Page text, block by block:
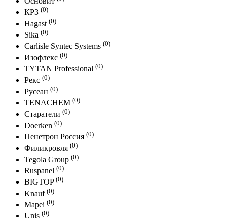
КРЗ (0)
Hagast (0)
Sika (0)
Carlisle Syntec Systems (0)
Изофлекс (0)
TYTAN Professional (0)
Рекс (0)
Русеан (0)
TENACHEM (0)
Старатели (0)
Doerken (0)
Пенетрон Россия (0)
Филикровля (0)
Tegola Group (0)
Ruspanel (0)
BIGTOP (0)
Knauf (0)
Mapei (0)
Unis (0)